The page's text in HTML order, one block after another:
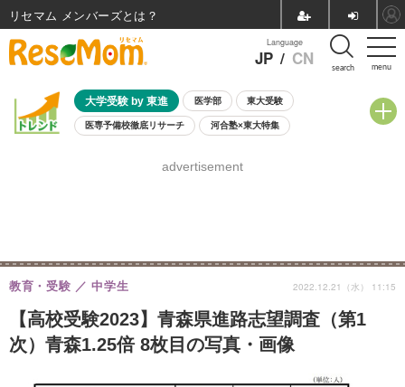
menu
Language
JP / CN search
大学受験 by 東進 医学部 東大受験
医専予備校徹底リサーチ 河合塾×東大特集
8月開催学校説明会・相談会
advertisement
【高校受験2023】青森県進路志望調査（第1
次）青森1.25倍 8枚目の写真・画像
教育・受験 中学生 2022.12.21（水） 11:15
リセマム メンバーズ